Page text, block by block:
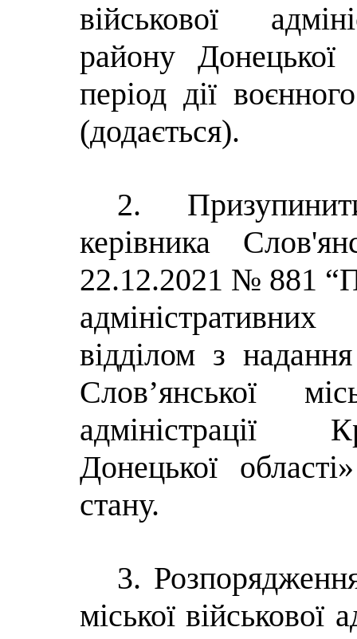
військової
району Донецької
період дії
(додається).
2.
керівника
22.12.2021 № 881 “
відділом з
Слов’янської
адміністрації
Донецької
стану.
3.
міської військової